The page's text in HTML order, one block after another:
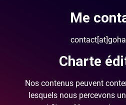
Me
Charte
Nos contenus peuvent
lesquels nous percevons